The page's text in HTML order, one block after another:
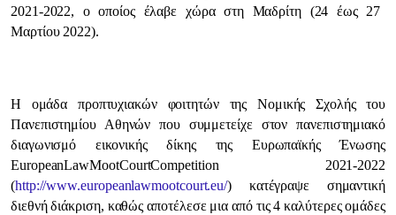
2021-2022, ο οποίος έλαβε χώρα στη Μαδρίτη (24 έως 27
Μαρτίου 2022).
Η oμάδα προπτυχιακών φοιτητών της Νομικής Σχολής του
Πανεπιστημίου Αθηνών που συμμετείχε στον πανεπιστημιακό
διαγωνισμό εικονικής δίκης της Ευρωπαϊκής Ένωσης
EuropeanLawMootCourtCompetition2021-2022
(http://www.europeanlawmootcourt.eu/) κατέγραψε σημαντική
διεθνή διάκριση, καθώς αποτέλεσε μια από τις 4 καλύτερες ομάδες